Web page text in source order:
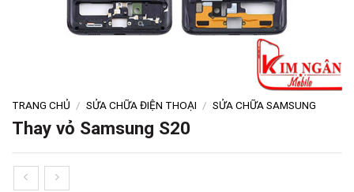
TRANG CHỦ / SỬA CHỮA ĐIỆN THOẠI / SỬA CHỮA SAMSUNG
Thay vỏ Samsung S20